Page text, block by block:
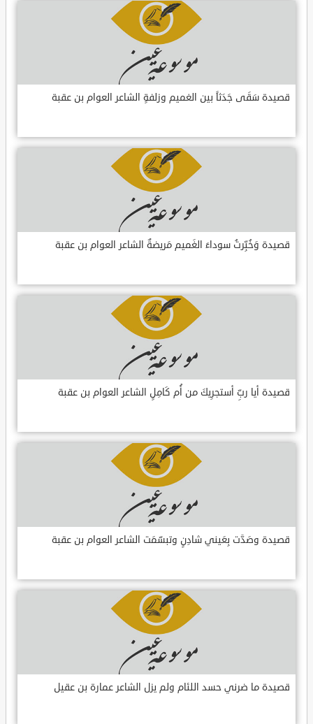
قصيدة سَقَى جَدَثاً بين الغميم وزلفةٍ الشاعر العوام بن عقبة
قصيدة وَخُبِّرتُ سوداءَ الغَميم مَريضةٌ الشاعر العوام بن عقبة
قصيدة أيا ربِّ أستجرِيكَ من أُم كَامِلٍ الشاعر العوام بن عقبة
قصيدة وصَدَّت بِعَيني شادِنٍ وتبسّمَت الشاعر العوام بن عقبة
قصيدة ما ضرني حسد اللئام ولم يزل الشاعر عمارة بن عقيل